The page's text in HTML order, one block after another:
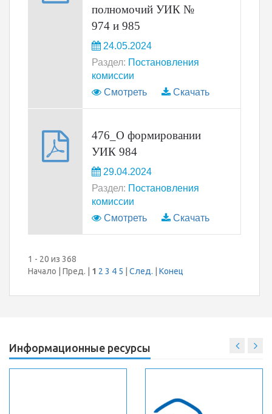
полномочий УИК №
974 и 985
24.05.2024
Раздел: Постановления
комиссии
Смотреть
Скачать
476_О формировании
УИК 984
29.04.2024
Раздел: Постановления
комиссии
Смотреть
Скачать
1 - 20 из 368
Начало | Пред. | 1 2 3 4 5 След. Конец
Информационные ресурсы